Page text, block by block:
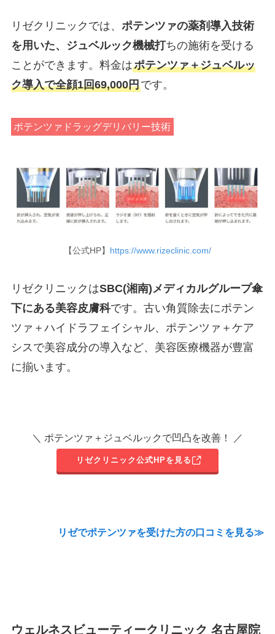
リゼクリニックでは、 ポテンツァの薬剤導入技術
を用いた、ジュベルック機械打ちの施術を受ける
ことができます。料金はポテンツァ＋ジュベルッ
ク導入で全顔1回69,000円です。
ポテンツァドラッグデリバリー技術
【公式HP】 https://www.rizeclinic.com/
リゼクリニックはSBC(湘南)メディカルグループ傘
下にある美容皮膚科です。古い角質除去にポテン
ツァ＋ハイドラフェイシャル、ポテンツァ＋ケア
シスで美容成分の導入など、美容医療機器が豊富
に揃います。
＼ ポテンツァ＋ジュベルックで凹凸を改善！ ／
リゼクリニック公式HPを見る
リゼでポテンツァを受けた方の口コミを見る≫
ウェルネスビューティークリニック 名古屋院